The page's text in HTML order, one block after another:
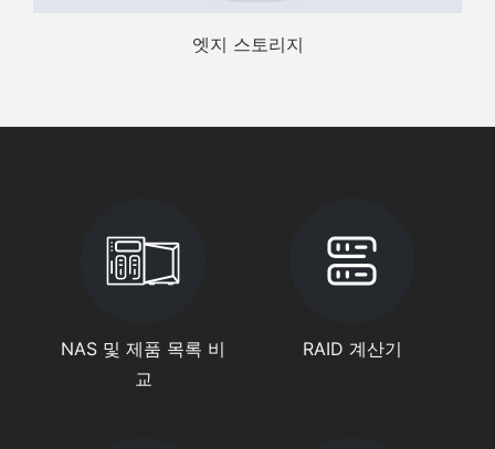
엣지 스토리지
NAS 및 제품 목록 비
교
RAID 계산기